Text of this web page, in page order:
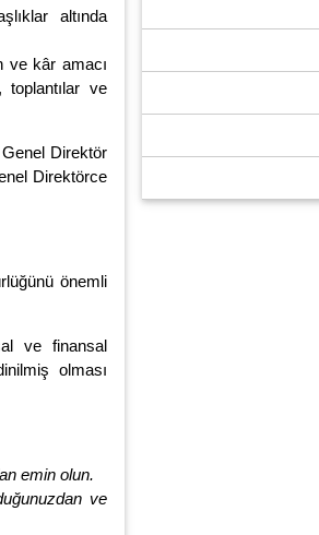
altında
ve kâr amacı
toplantılar ve
Genel Direktör
Direktörce
önemli
ve finansal
olması
emin olun.
ve